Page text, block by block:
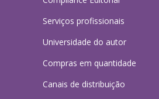
Serviços profissionais
Universidade do autor
Compras em quantidade
Canais de distribuição